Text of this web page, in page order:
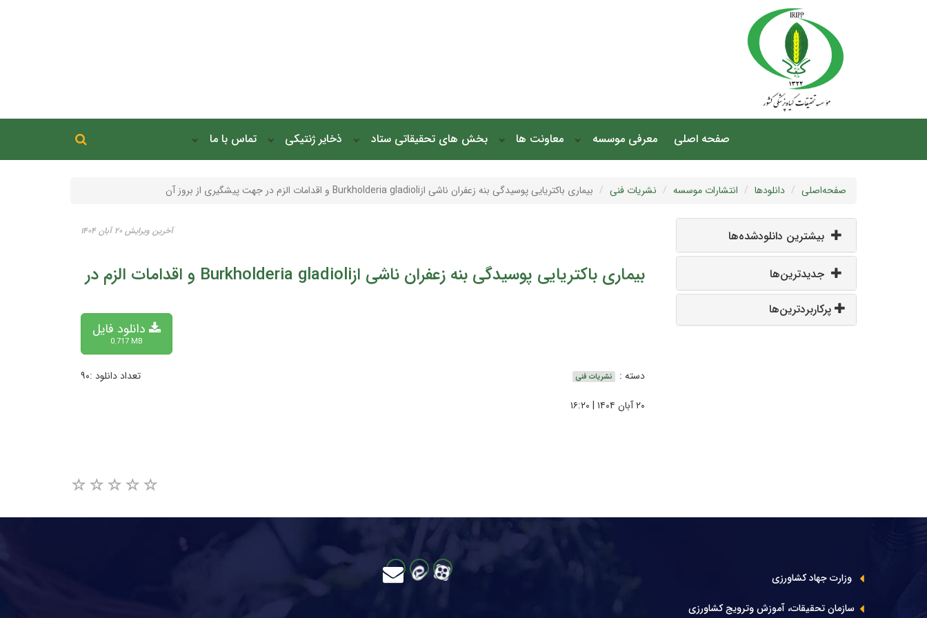
صفحه اصلی معرفی موسسه معاونت ها بخش های تحقیقاتی ستاد ذخایر ژنتیکی تماس با ما جستجو
صفحه‌اصلی دانلودها انتشارات موسسه نشریات فنی بیماری باکتریایی پوسیدگی بنه زعفران ناشی ازBurkholderia gladioli و اقدامات الزم در جهت پیشگیری از بروز آن
آخرین ویرایش ۲۰ آبان ۱۴۰۴
بیماری باکتریایی پوسیدگی بنه زعفران ناشی ازBurkholderia gladioli و اقدامات الزم در جهت پیشگیری از بروز آن
دانلود فایل
0.717 MB
دسته : نشریات فنی
تعداد دانلود :۹۰
۲۰ آبان ۱۴۰۴ | ۱۶:۲۰
بیشترین دانلودشده‌ها
جدیدترین‌ها
پرکاربردترین‌ها
وزارت جهاد کشاورزی
سازمان تحقیقات، آموزش وترویج کشاورزی